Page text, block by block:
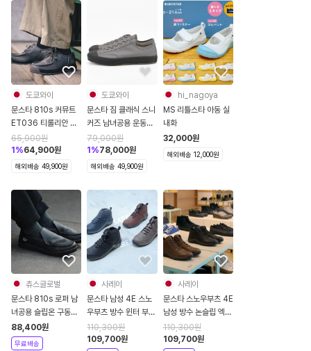
도쿄와이
문스타 810s 커뮤트
ET036 티롤리안 슈
즈 남녀공용 로퍼
65,900원
1%64,900원
해외배송 49,900원
도쿄와이
문스타 짐 클래식 스니
커즈 남녀공용 운동화
MoonStar
79,000원
1%78,000원
해외배송 49,900원
hi_nagoya
MS 리틀스타 아동 실
내화
32,000원
해외배송 12,000원
츄스글로벌
문스타 810s 로퍼 남
녀공용 슬립온 구동화
스니커즈 블랙 ET012
88,400원
무료배송
사레이
문스타 남성 4E 스노
우부츠 방수 윈터 부츠
논슬립 엑스트라 와이
드 방한화 워킹화 운동
110,300원
109,700원
사레이
문스타 스노우부츠 4E
남성 방수 논슬립 엑스
트라와이드 방한화
110,300원
109,700원